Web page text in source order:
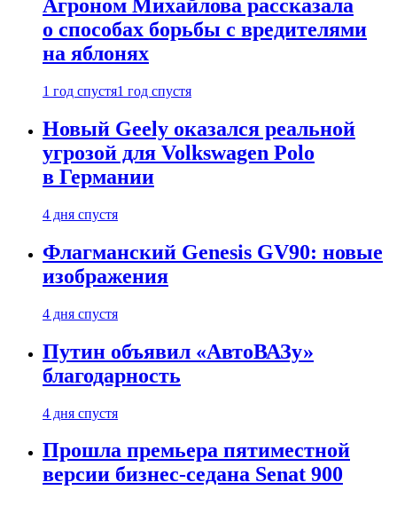
Агроном Михайлова рассказала
о способах борьбы с вредителями
на яблонях
1 год спустя1 год спустя
Новый Geely оказался реальной
угрозой для Volkswagen Polo
в Германии
4 дня спустя
Флагманский Genesis GV90: новые
изображения
4 дня спустя
Путин объявил «АвтоВАЗу»
благодарность
4 дня спустя
Прошла премьера пятиместной
версии бизнес-седана Senat 900